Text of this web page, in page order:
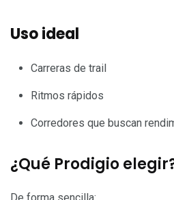
Uso ideal
Carreras de trail
Ritmos rápidos
Corredores que buscan
¿Qué Prodigio